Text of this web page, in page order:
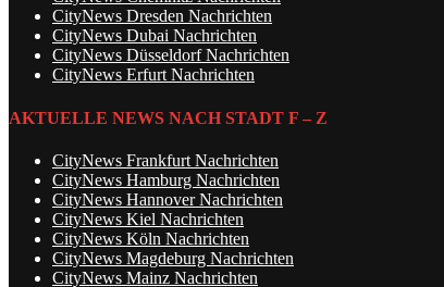
CityNews Dresden Nachrichten
CityNews Dubai Nachrichten
CityNews Düsseldorf Nachrichten
CityNews Erfurt Nachrichten
AKTUELLE NEWS NACH STADT F – Z
CityNews Frankfurt Nachrichten
CityNews Hamburg Nachrichten
CityNews Hannover Nachrichten
CityNews Kiel Nachrichten
CityNews Köln Nachrichten
CityNews Magdeburg Nachrichten
CityNews Mainz Nachrichten